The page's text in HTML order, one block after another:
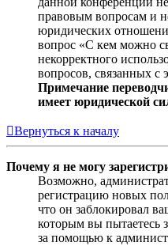
правовым вопросам и
юридических
вопрос «С кем можно
некорректного
вопросов, связанных с
Примечание
имеет юридической
Вернуться к началу
Почему я не могу
Возможно,
регистрацию новых
что он заблокировал
которым вы пытаетесь
за помощью к